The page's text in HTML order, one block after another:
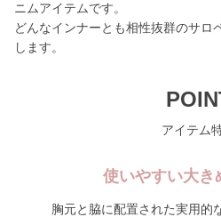
ニムアイテムです。
どんなインナーとも相性抜群のサロ
します。
アイテム
使いやすい大き
胸元と脇に配置された実用的